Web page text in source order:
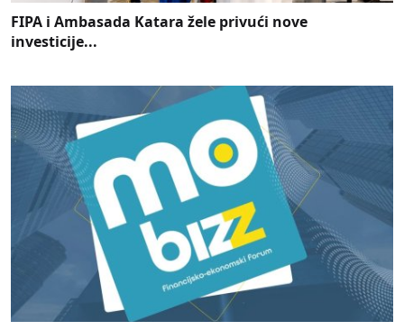
FIPA i Ambasada Katara žele privući nove
investicije...